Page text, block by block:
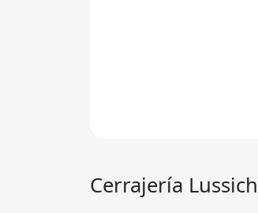
Cerrajería Lussich